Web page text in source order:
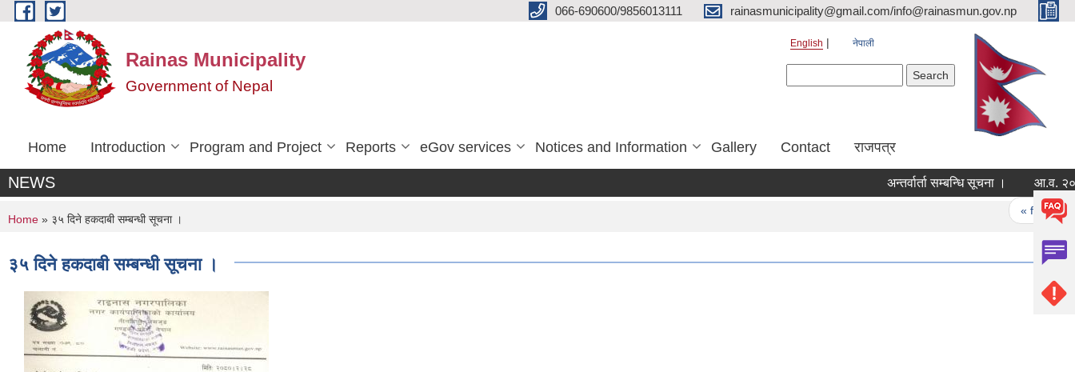
Skip to main content 066-690600/9856013111 rainasmunicipality@gmail.com/info@rainasmun.gov.np
Rainas Municipality
Government of Nepal
English नेपाली
Home Introduction Program and Project Reports eGov services Notices and Information Gallery Contact राजपत्र
NEWS अन्तर्वार्ता सम्बन्धि सूचना ।
« first
You are here
Home » ३५ दिने हकदाबी सम्बन्धी सूचना ।
३५ दिने हकदाबी सम्बन्धी सूचना ।